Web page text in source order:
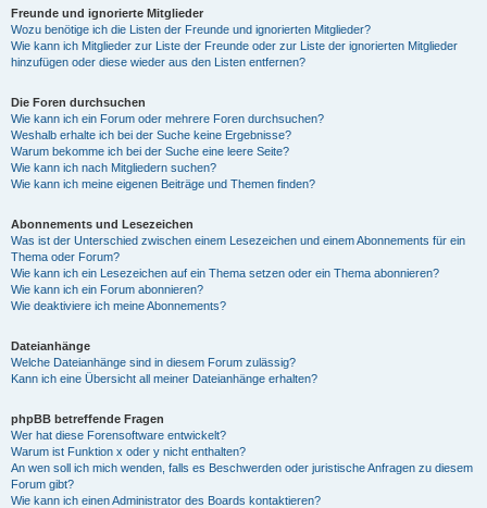
Freunde und ignorierte Mitglieder
Wozu benötige ich die Listen der Freunde und ignorierten Mitglieder?
Wie kann ich Mitglieder zur Liste der Freunde oder zur Liste der ignorierten Mitglieder
hinzufügen oder diese wieder aus den Listen entfernen?
Die Foren durchsuchen
Wie kann ich ein Forum oder mehrere Foren durchsuchen?
Weshalb erhalte ich bei der Suche keine Ergebnisse?
Warum bekomme ich bei der Suche eine leere Seite?
Wie kann ich nach Mitgliedern suchen?
Wie kann ich meine eigenen Beiträge und Themen finden?
Abonnements und Lesezeichen
Was ist der Unterschied zwischen einem Lesezeichen und einem Abonnements für ein
Thema oder Forum?
Wie kann ich ein Lesezeichen auf ein Thema setzen oder ein Thema abonnieren?
Wie kann ich ein Forum abonnieren?
Wie deaktiviere ich meine Abonnements?
Dateianhänge
Welche Dateianhänge sind in diesem Forum zulässig?
Kann ich eine Übersicht all meiner Dateianhänge erhalten?
phpBB betreffende Fragen
Wer hat diese Forensoftware entwickelt?
Warum ist Funktion x oder y nicht enthalten?
An wen soll ich mich wenden, falls es Beschwerden oder juristische Anfragen zu diesem
Forum gibt?
Wie kann ich einen Administrator des Boards kontaktieren?